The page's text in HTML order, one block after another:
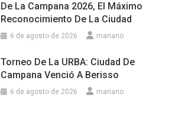
De La Campana 2026, El Máximo
Reconocimiento De La Ciudad
6 de agosto de 2026 mariano
Torneo De La URBA: Ciudad De
Campana Venció A Berisso
6 de agosto de 2026 mariano